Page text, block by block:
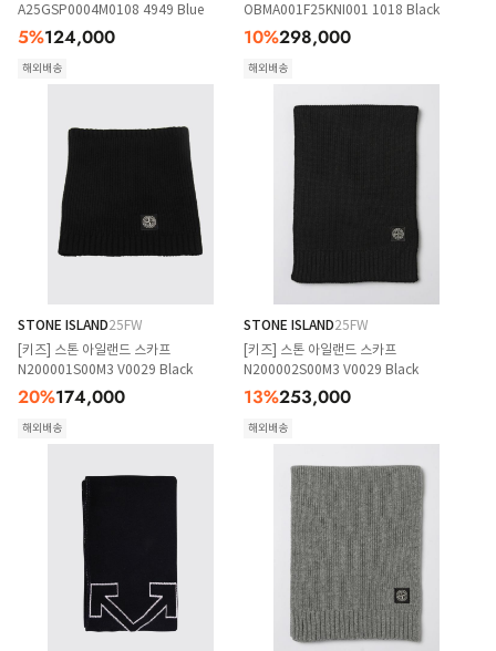
A25GSP0004M0108 4949 Blue
5%124,000
해외배송
OBMA001F25KNI001 1018 Black
10%298,000
해외배송
STONE ISLAND25FW
[키즈] 스톤 아일랜드 스카프
N200001S00M3 V0029 Black
20%174,000
해외배송
STONE ISLAND25FW
[키즈] 스톤 아일랜드 스카프
N200002S00M3 V0029 Black
13%253,000
해외배송